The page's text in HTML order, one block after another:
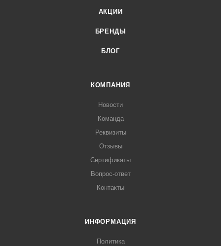
АКЦИИ
БРЕНДЫ
БЛОГ
КОМПАНИЯ
Новости
Команда
Реквизиты
Отзывы
Сертификаты
Вопрос-ответ
Контакты
ИНФОРМАЦИЯ
Политика